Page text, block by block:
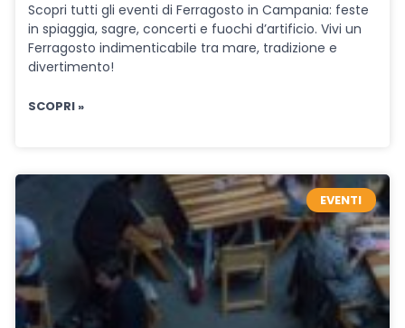
Scopri tutti gli eventi di Ferragosto in Campania: feste
in spiaggia, sagre, concerti e fuochi d’artificio. Vivi un
Ferragosto indimenticabile tra mare, tradizione e
divertimento!
SCOPRI »
EVENTI